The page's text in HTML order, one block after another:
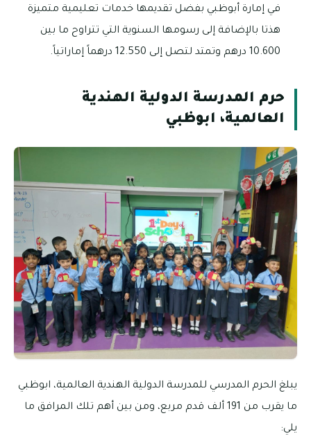
في إمارة أبوظبي بفضل تقديمها خدمات تعليمية متميزة
هذتا بالإضافة إلى رسومها السنوية التي تتراوح ما بين
10.600 درهم وتمتد لتصل إلى 12.550 درهماً إماراتياً.
حرم المدرسة الدولية الهندية
العالمية، ابوظبي
يبلغ الحرم المدرسي للمدرسة الدولية الهندية العالمية، ابوظبي
ما يقرب من 191 ألف قدم مربع، ومن بين أهم تلك المرافق ما
يلي: